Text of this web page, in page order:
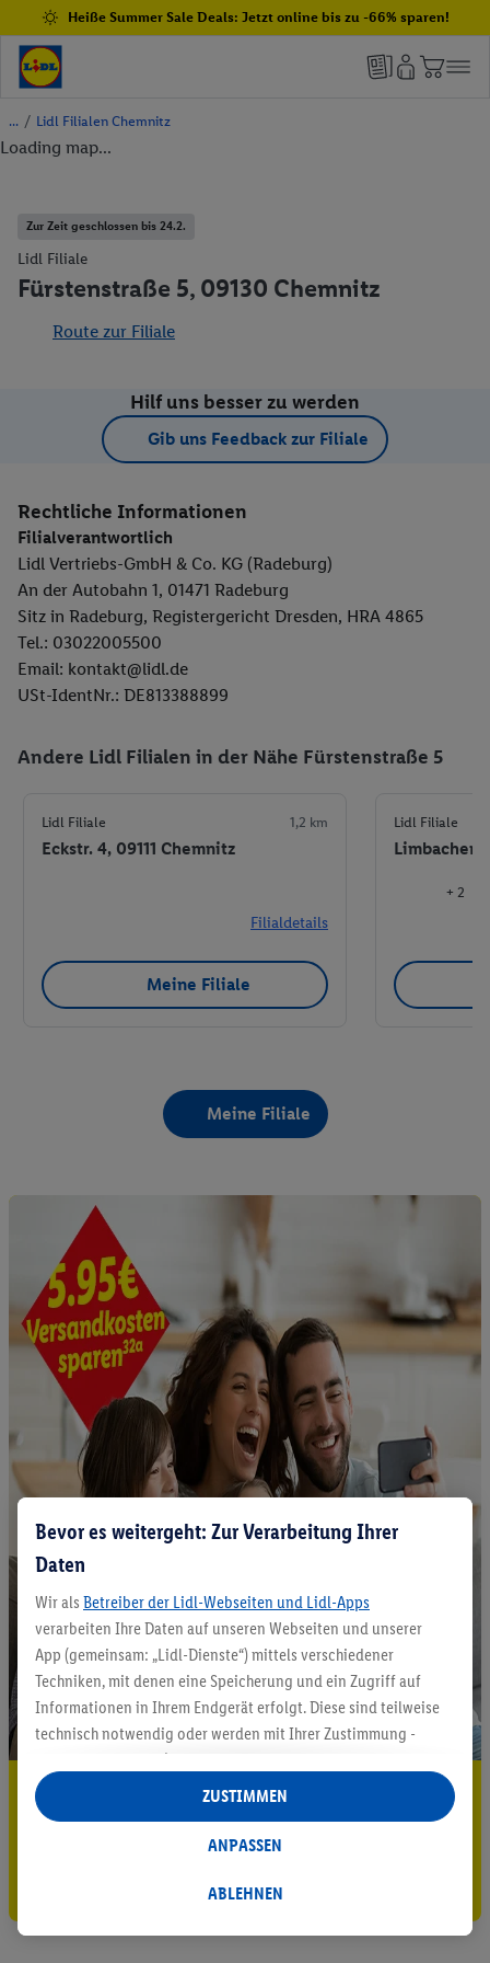
Heiße Summer Sale Deals: Jetzt online bis zu -66% sparen!
/ Lidl Filialen Chemnitz
Loading map...
Zur Zeit geschlossen bis 24.2.
Lidl Filiale
Fürstenstraße 5, 09130 Chemnitz
Route zur Filiale
Hilf uns besser zu werden
Gib uns Feedback zur Filiale
Rechtliche Informationen
Filialverantwortlich
Lidl Vertriebs-GmbH & Co. KG (Radeburg)
An der Autobahn 1, 01471 Radeburg
Sitz in Radeburg, Registergericht Dresden, HRA 4865
Tel.: 03022005500
Email: kontakt@lidl.de
USt-IdentNr.: DE813388899
Andere Lidl Filialen in der Nähe Fürstenstraße 5
Lidl Filiale 1,2 km
Eckstr. 4, 09111 Chemnitz
Filialdetails
Meine Filiale
Lidl Filiale
Limbacher
+ 2
Meine Filiale
5.95 € Versand sparen³²ᵃ
Bevor es weitergeht: Zur Verarbeitung Ihrer
Daten
Wir als Betreiber der Lidl-Webseiten und Lidl-Apps
verarbeiten Ihre Daten auf unseren Webseiten und unserer
App (gemeinsam: „Lidl-Dienste“) mittels verschiedener
Techniken, mit denen eine Speicherung und ein Zugriff auf
Informationen in Ihrem Endgerät erfolgt. Diese sind teilweise
technisch notwendig oder werden mit Ihrer Zustimmung -
auch durch Partner (u.a.
Verantwortliche; im Zusammenhang mit dem IAB TCF
insgesamt
Statistik-Erstellung oder für personalisierte Werbung
Datenverarbeitungen für personalisierte Werbung werden
ABLEHNEN
ANPASSEN
ZUSTIMMEN